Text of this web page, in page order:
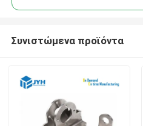
Συνιστώμενα προϊόντα